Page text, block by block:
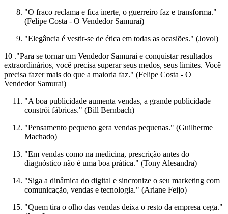
"O fraco reclama e fica inerte, o guerreiro faz e transforma."
(Felipe Costa - O Vendedor Samurai)
"Elegância é vestir-se de ética em todas as ocasiões." (Jovol)
10 ."Para se tornar um Vendedor Samurai e conquistar resultados
extraordinários, você precisa superar seus medos, seus limites. Você
precisa fazer mais do que a maioria faz." (Felipe Costa - O
Vendedor Samurai)
"A boa publicidade aumenta vendas, a grande publicidade
constrói fábricas." (Bill Bernbach)
"Pensamento pequeno gera vendas pequenas." (Guilherme
Machado)
"Em vendas como na medicina, prescrição antes do
diagnóstico não é uma boa prática." (Tony Alesandra)
"Siga a dinâmica do digital e sincronize o seu marketing com
comunicação, vendas e tecnologia." (Ariane Feijo)
"Quem tira o olho das vendas deixa o resto da empresa cega."